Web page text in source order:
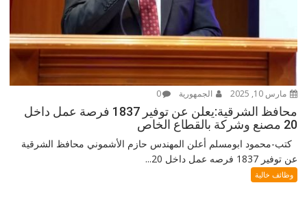
مارس 10, 2025 الجمهورية 0
محافظ الشرقية:يعلن عن توفير 1837 فرصة عمل داخل
20 مصنع وشركة بالقطاع الخاص
كتب-محمود ابومسلم أعلن المهندس حازم الأشموني محافظ الشرقية
عن توفير 1837 فرصه عمل داخل 20...
وظائف خالية